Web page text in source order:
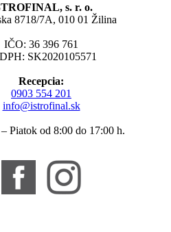
s. r. o.
8718/7A, 010 01 Žilina
IČO: 36 396 761
SK2020105571
Recepcia:
0903 554 201
info@istrofinal.sk
Piatok od 8:00 do 17:00 h.